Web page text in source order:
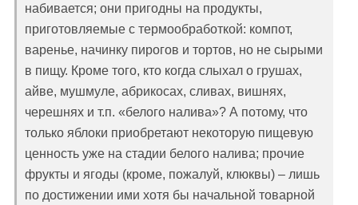
набивается; они пригодны на продукты,
приготовляемые с термообработкой: компот,
варенье, начинку пирогов и тортов, но не сырыми
в пищу. Кроме того, кто когда слыхал о грушах,
айве, мушмуле, абрикосах, сливах, вишнях,
черешнях и т.п. «белого налива»? А потому, что
только яблоки приобретают некоторую пищевую
ценность уже на стадии белого налива; прочие
фрукты и ягоды (кроме, пожалуй, клюквы) – лишь
по достижении ими хотя бы начальной товарной